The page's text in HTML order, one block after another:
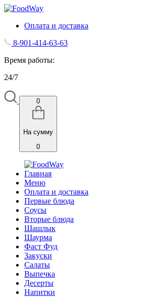
Оплата и доставка
8-901-414-63-63
Время работы:
24/7
0
На сумму
0
Главная
Меню
Оплата и доставка
Первые блюда
Соусы
Вторые блюда
Шашлык
Шаурма
Фаст Фуд
Закуски
Салаты
Выпечка
Десерты
Напитки